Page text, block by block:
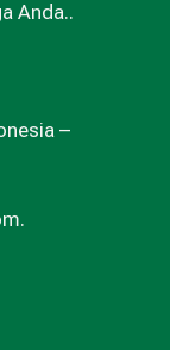
Anda..
–